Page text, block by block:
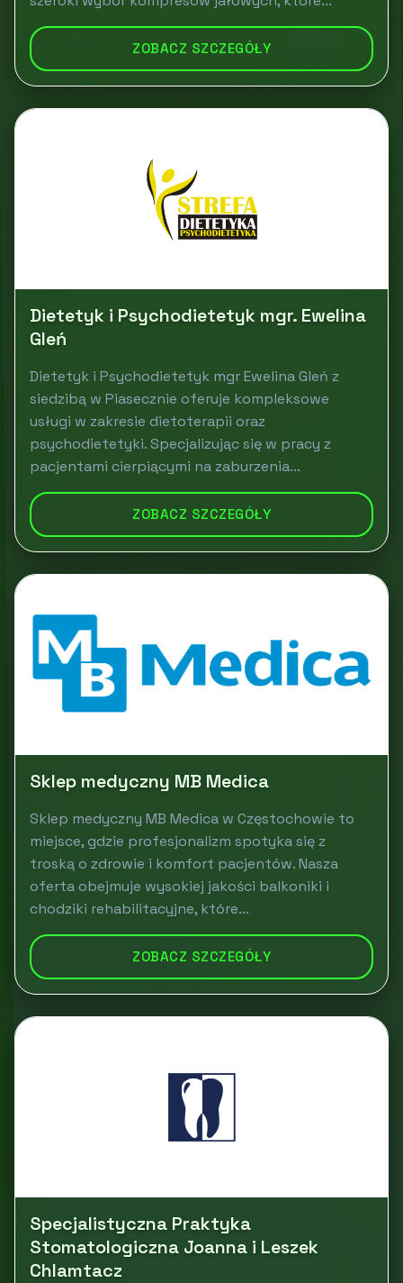
ZOBACZ SZCZEGÓŁY
Dietetyk i Psychodietetyk mgr. Ewelina
Gleń
Dietetyk i Psychodietetyk mgr Ewelina Gleń z
siedzibą w Piasecznie oferuje kompleksowe
usługi w zakresie dietoterapii oraz
psychodietetyki. Specjalizując się w pracy z
pacjentami cierpiącymi na zaburzenia...
ZOBACZ SZCZEGÓŁY
Sklep medyczny MB Medica
Sklep medyczny MB Medica w Częstochowie to
miejsce, gdzie profesjonalizm spotyka się z
troską o zdrowie i komfort pacjentów. Nasza
oferta obejmuje wysokiej jakości balkoniki i
chodziki rehabilitacyjne, które...
ZOBACZ SZCZEGÓŁY
Specjalistyczna Praktyka
Stomatologiczna Joanna i Leszek
Chlamtacz